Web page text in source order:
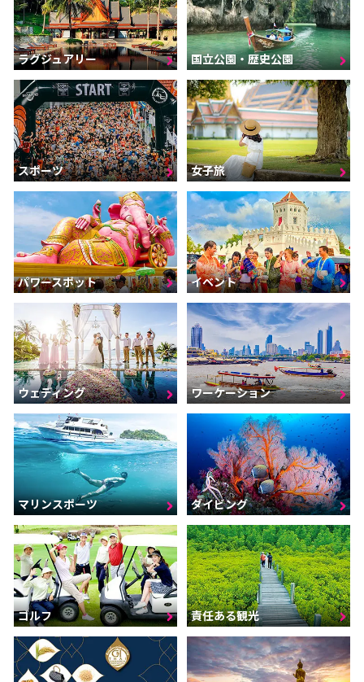
ラグジュアリー 国立公園・歴史公園
スポーツ 女子旅
パワースポット イベント
ウェディング ワーケーション
マリンスポーツ ダイビング
ゴルフ 責任ある観光